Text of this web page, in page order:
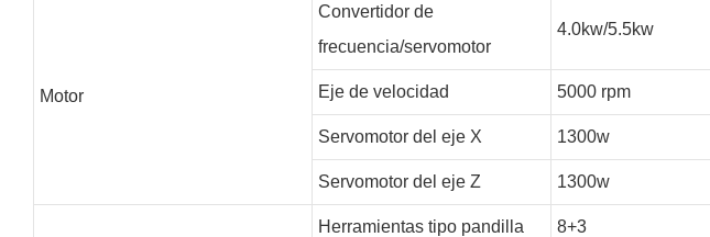
Motor
Convertidor de
frecuencia/servomotor
4.0kw/5.5kw
Eje de velocidad 5000 rpm
Servomotor del eje X 1300w
Servomotor del eje Z 1300w
Herramientas tipo pandilla 8+3